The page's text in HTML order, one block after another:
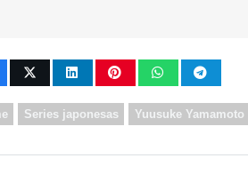
Series japonesas Yuusuke Yamamoto